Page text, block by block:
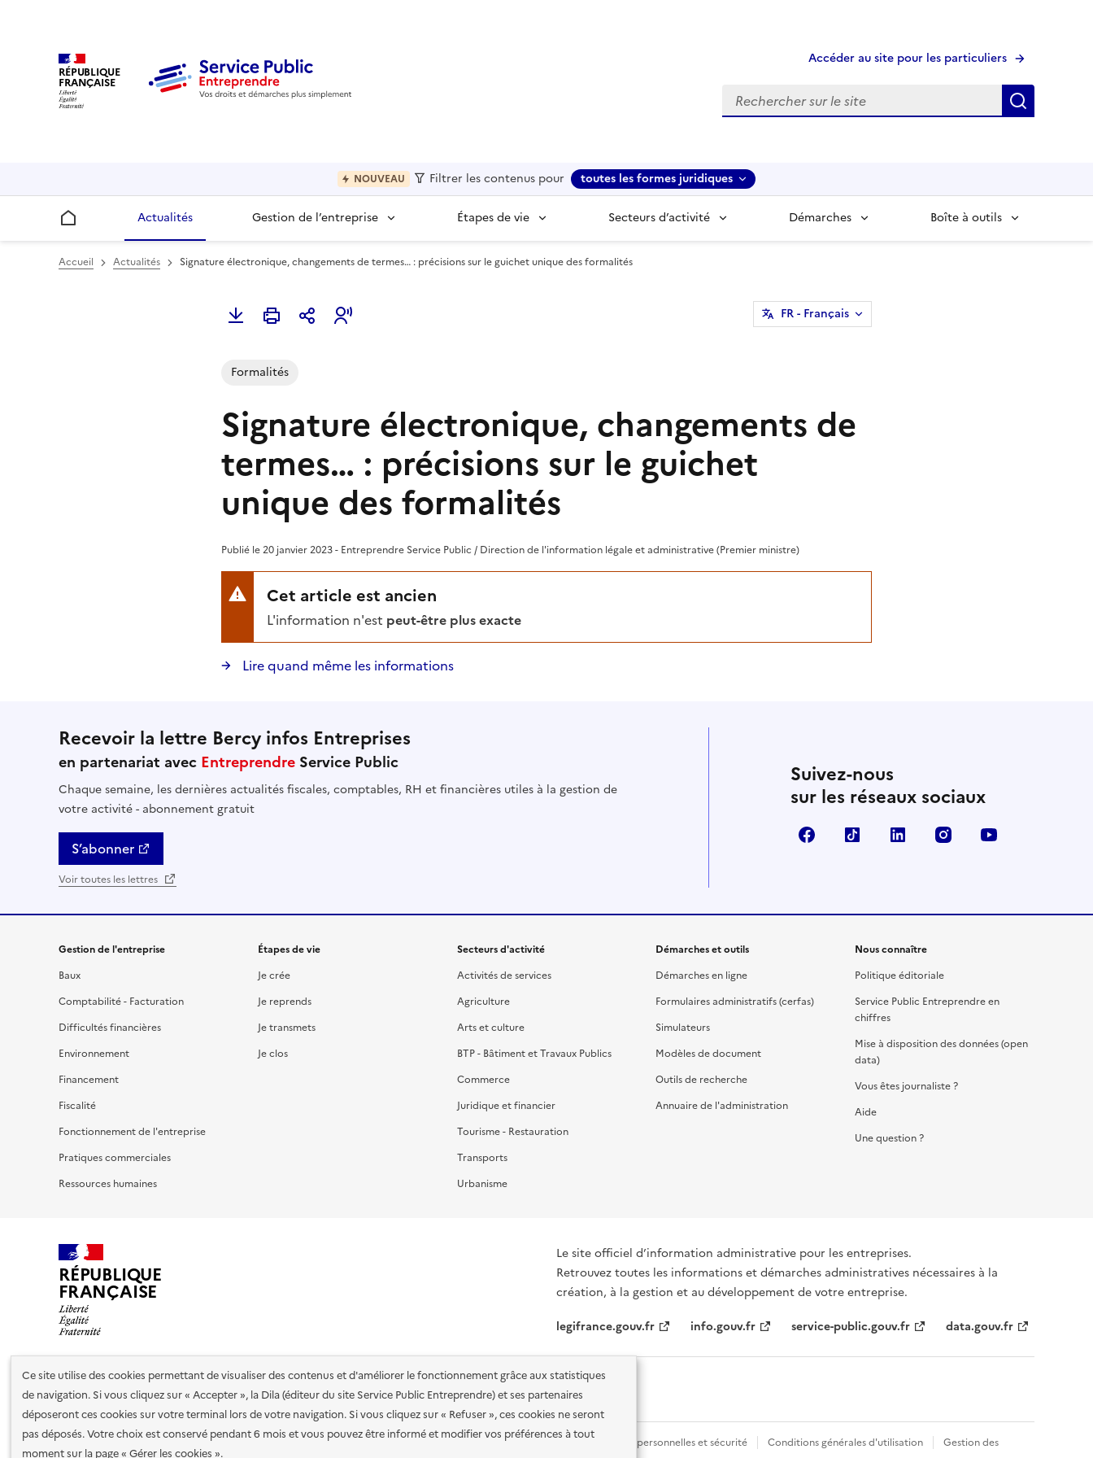
Ce site utilise des cookies permettant de visualiser des contenus et d'améliorer le fonctionnement grâce aux statistiques
de navigation. Si vous cliquez sur « Accepter », la Dila (éditeur du site Service Public Entreprendre) et ses partenaires
déposeront ces cookies sur votre terminal lors de votre navigation. Si vous cliquez sur « Refuser », ces cookies ne seront
pas déposés. Votre choix est conservé pendant 6 mois et vous pouvez être informé et modifier vos préférences à tout
moment sur la page « Gérer les cookies ».
RÉPUBLIQUE
FRANÇAISE
Accéder au site pour les particuliers
Recherche
NOUVEAU Filtrer les contenus pour toutes les formes juridiques
Accueil Actualités Gestion de l’entreprise Étapes de vie Secteurs d’activité Démarches Boîte à outils
Accueil Actualités Signature électronique, changements de termes… : précisions sur le guichet unique des formalités
FR- Français
Formalités
Signature électronique, changements de
termes… : précisions sur le guichet
unique des formalités
Publié le 20 janvier 2023 - Entreprendre Service Public / Direction de l'information légale et administrative (Premier ministre)
Cet article est ancien
L'information n'est peut-être plus exacte
Lire quand même les informations
Recevoir la lettre Bercy infos Entreprises
en partenariat avec Entreprendre Service Public
Chaque semaine, les dernières actualités fiscales, comptables, RH et financières utiles à la gestion de
votre activité - abonnement gratuit
S’abonner
Voir toutes les lettres
Suivez-nous
sur les réseaux sociaux
FacebookTikTok Linkedin Instagram
Gestion de l'entreprise
Baux
Comptabilité - Facturation
Difficultés financières
Environnement
Financement
Fiscalité
Fonctionnement de l'entreprise
Pratiques commerciales
Ressources humaines
Étapes de vie
Je crée
Je reprends
Je transmets
Je clos
Secteurs d'activité
Activités de services
Agriculture
Arts et culture
BTP - Bâtiment et Travaux Publics
Commerce
Juridique et financier
Tourisme - Restauration
Transports
Urbanisme
Démarches et outils
Démarches en ligne
Formulaires administratifs (cerfas)
Simulateurs
Modèles de document
Outils de recherche
Annuaire de l'administration
Nous connaître
Politique éditoriale
Service Public Entreprendre en
chiffres
Mise à disposition des données (open
data)
Vous êtes journaliste ?
Aide
Une question ?
RÉPUBLIQUE
FRANÇAISE
Le site officiel d’information administrative pour les entreprises.
Retrouvez toutes les informations et démarches administratives nécessaires à la
création, à la gestion et au développement de votre entreprise.
legifrance.gouv.fr
info.gouv.fr service-public.gouv.fr data.gouv.fr
Nos partenaires
Plan du site Accessibilité : totalement conforme Accessibilité des services en ligne Mentions légales Données personnelles et sécurité Conditions générales d'utilisation Gestion des